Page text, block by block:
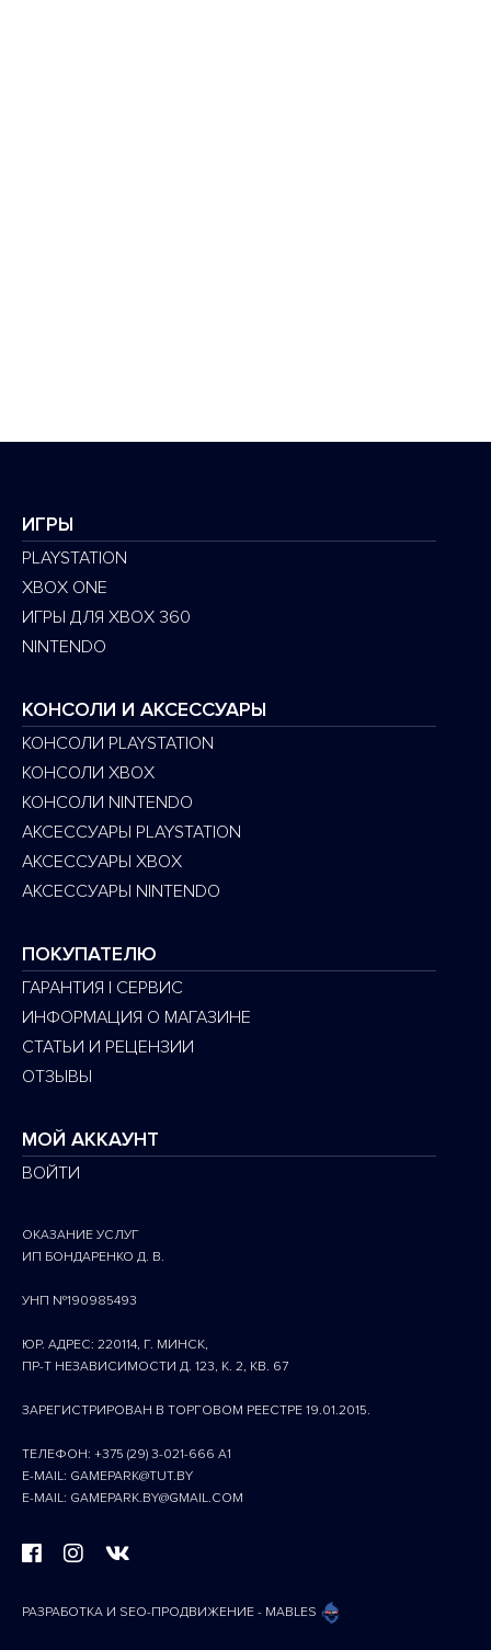
ИГРЫ
PLAYSTATION
XBOX ONE
ИГРЫ ДЛЯ XBOX 360
NINTENDO
КОНСОЛИ И АКСЕССУАРЫ
КОНСОЛИ PLAYSTATION
КОНСОЛИ XBOX
КОНСОЛИ NINTENDO
АКСЕССУАРЫ PLAYSTATION
АКСЕССУАРЫ XBOX
АКСЕССУАРЫ NINTENDO
ПОКУПАТЕЛЮ
ГАРАНТИЯ | СЕРВИС
ИНФОРМАЦИЯ О МАГАЗИНЕ
СТАТЬИ И РЕЦЕНЗИИ
ОТЗЫВЫ
МОЙ АККАУНТ
ВОЙТИ
ОКАЗАНИЕ УСЛУГ
ИП БОНДАРЕНКО Д. В.
УНП №190985493
ЮР. АДРЕС: 220114, Г. МИНСК,
ПР-Т НЕЗАВИСИМОСТИ Д. 123, К. 2, КВ. 67
ЗАРЕГИСТРИРОВАН В ТОРГОВОМ РЕЕСТРЕ 19.01.2015.
ТЕЛЕФОН: +375 (29) 3-021-666 A1
E-MAIL: GAMEPARK@TUT.BY
E-MAIL: GAMEPARK.BY@GMAIL.COM
РАЗРАБОТКА И SEO-ПРОДВИЖЕНИЕ - MABLES